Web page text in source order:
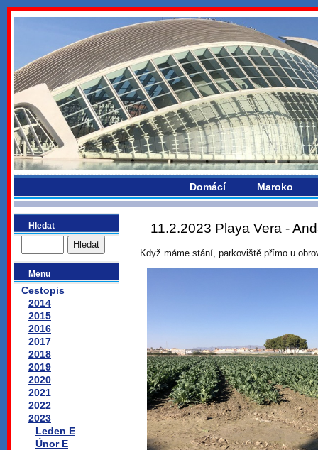
bydlikemevropou.com
Domácí Maroko
Hledat
Menu
Cestopis
2014
2015
2016
2017
2018
2019
2020
2021
2022
2023
Leden E
Únor E
11.2.2023 Playa Vera -
Když máme stání, parkoviště přímo u